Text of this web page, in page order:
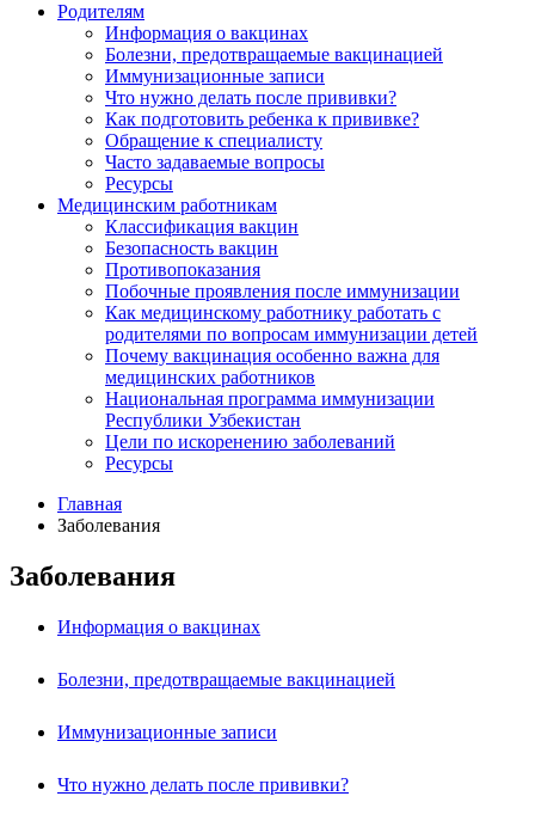
Родителям
Информация о вакцинах
Болезни, предотвращаемые вакцинацией
Иммунизационные записи
Что нужно делать после прививки?
Как подготовить ребенка к прививке?
Обращение к специалисту
Часто задаваемые вопросы
Ресурсы
Медицинским работникам
Классификация вакцин
Безопасность вакцин
Противопоказания
Побочные проявления после иммунизации
Как медицинскому работнику работать с
родителями по вопросам иммунизации детей
Почему вакцинация особенно важна для
медицинских работников
Национальная программа иммунизации
Республики Узбекистан
Цели по искоренению заболеваний
Ресурсы
Главная
Заболевания
Заболевания
Информация о вакцинах
Болезни, предотвращаемые вакцинацией
Иммунизационные записи
Что нужно делать после прививки?